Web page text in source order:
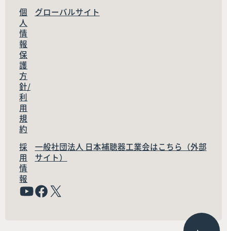
個
人
情
報
保
護
方
針/
利
用
規
約
グローバルサイト
採
用
情
報
一般社団法人 日本補聴器工業会はこちら（外部
サイト）